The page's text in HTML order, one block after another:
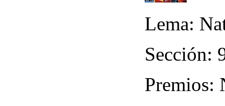
Lema:
Sección:
Premios: